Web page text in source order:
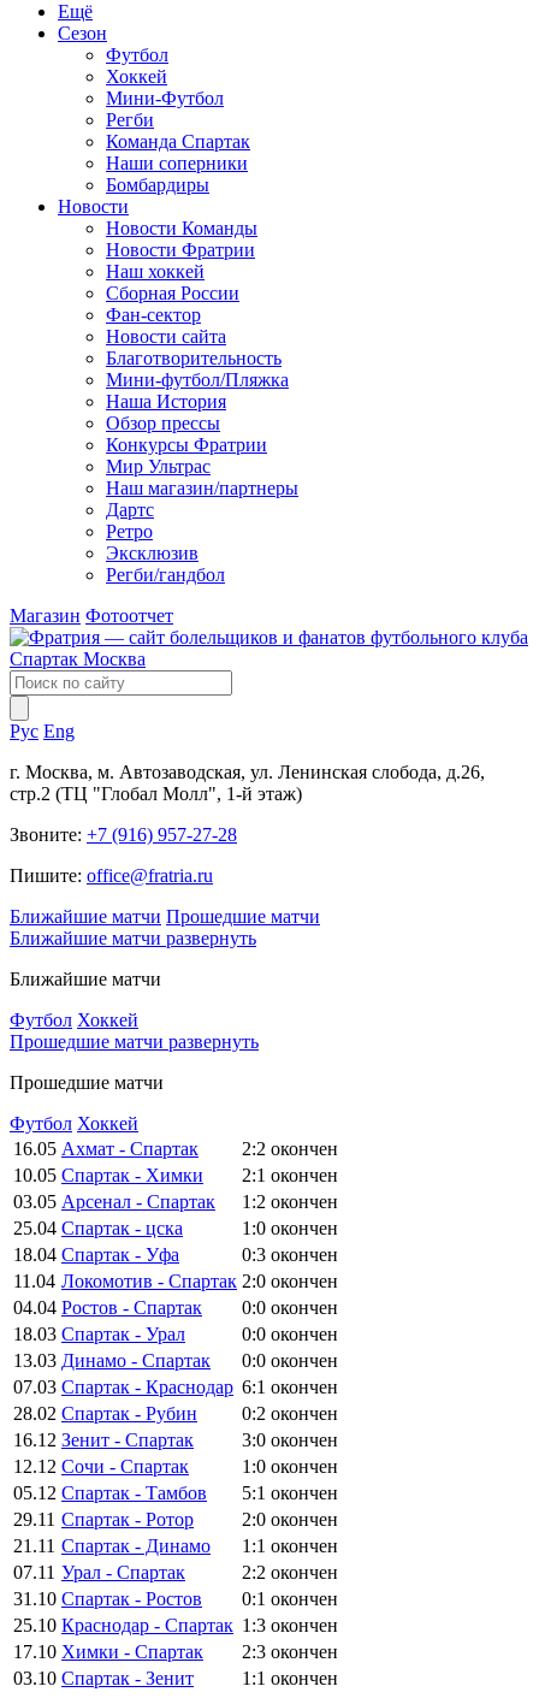
Ещё
Сезон
Футбол
Хоккей
Мини-Футбол
Регби
Команда Спартак
Наши соперники
Бомбардиры
Новости
Новости Команды
Новости Фратрии
Наш хоккей
Сборная России
Фан-cектор
Новости сайта
Благотворительность
Мини-футбол/Пляжка
Наша История
Обзор прессы
Конкурсы Фратрии
Мир Ультрас
Наш магазин/партнеры
Дартс
Ретро
Эксклюзив
Регби/гандбол
Магазин Фотоотчет
Рус Eng
г. Москва, м. Автозаводская, ул. Ленинская слобода, д.26,
стр.2 (ТЦ "Глобал Молл", 1-й этаж)
Звоните: +7 (916) 957-27-28
Пишите: office@fratria.ru
Ближайшие матчи Прошедшие матчи
Ближайшие матчи развернуть
Ближайшие матчи
Футбол Хоккей
Прошедшие матчи развернуть
Прошедшие матчи
Футбол Хоккей
16.05 Ахмат - Спартак 2:2 окончен
10.05 Спартак - Химки 2:1 окончен
03.05 Арсенал - Спартак 1:2 окончен
25.04 Спартак - цска 1:0 окончен
18.04 Спартак - Уфа 0:3 окончен
11.04 Локомотив - Спартак 2:0 окончен
04.04 Ростов - Спартак 0:0 окончен
18.03 Спартак - Урал 0:0 окончен
13.03 Динамо - Спартак 0:0 окончен
07.03 Спартак - Краснодар 6:1 окончен
28.02 Спартак - Рубин 0:2 окончен
16.12 Зенит - Спартак 3:0 окончен
12.12 Сочи - Спартак 1:0 окончен
05.12 Спартак - Тамбов 5:1 окончен
29.11 Спартак - Ротор 2:0 окончен
21.11 Спартак - Динамо 1:1 окончен
07.11 Урал - Спартак 2:2 окончен
31.10 Спартак - Ростов 0:1 окончен
25.10 Краснодар - Спартак 1:3 окончен
17.10 Химки - Спартак 2:3 окончен
03.10 Спартак - Зенит 1:1 окончен